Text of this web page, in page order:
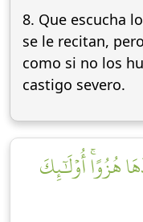
8. Que escucha
se le recitan,
como si no los
castigo severo.
هُزُوًاۚ أُوْلَٰٓئِكَ